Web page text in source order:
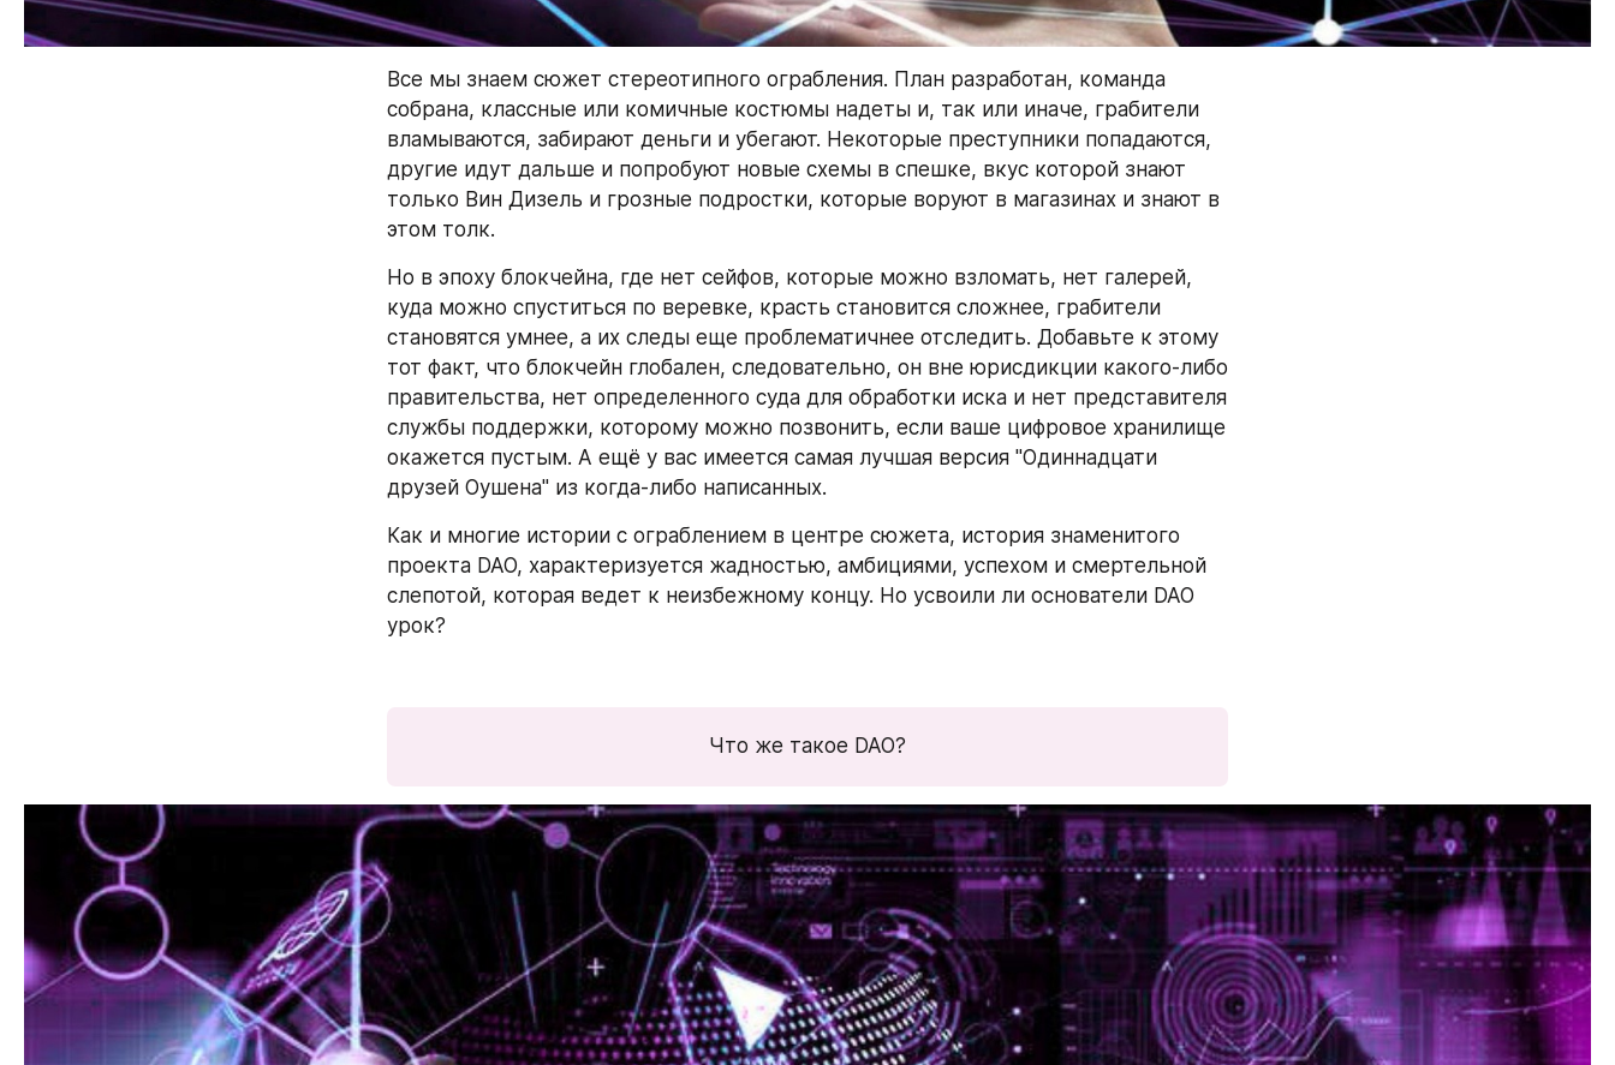
Все мы знаем сюжет стереотипного ограбления. План разработан, команда
собрана, классные или комичные костюмы надеты и, так или иначе, грабители
вламываются, забирают деньги и убегают. Некоторые преступники попадаются,
другие идут дальше и попробуют новые схемы в спешке, вкус которой знают
только Вин Дизель и грозные подростки, которые воруют в магазинах и знают в
этом толк.
Но в эпоху блокчейна, где нет сейфов, которые можно взломать, нет галерей,
куда можно спуститься по веревке, красть становится сложнее, грабители
становятся умнее, а их следы еще проблематичнее отследить. Добавьте к этому
тот факт, что блокчейн глобален, следовательно, он вне юрисдикции какого-либо
правительства, нет определенного суда для обработки иска и нет представителя
службы поддержки, которому можно позвонить, если ваше цифровое хранилище
окажется пустым. А ещё у вас имеется самая лучшая версия "Одиннадцати
друзей Оушена" из когда-либо написанных.
Как и многие истории с ограблением в центре сюжета, история знаменитого
проекта DAO, характеризуется жадностью, амбициями, успехом и смертельной
слепотой, которая ведет к неизбежному концу. Но усвоили ли основатели DAO
урок?
Что же такое DAO?